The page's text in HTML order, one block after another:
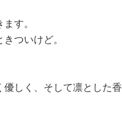
す。
ついけど。
しく、そして凛とした香